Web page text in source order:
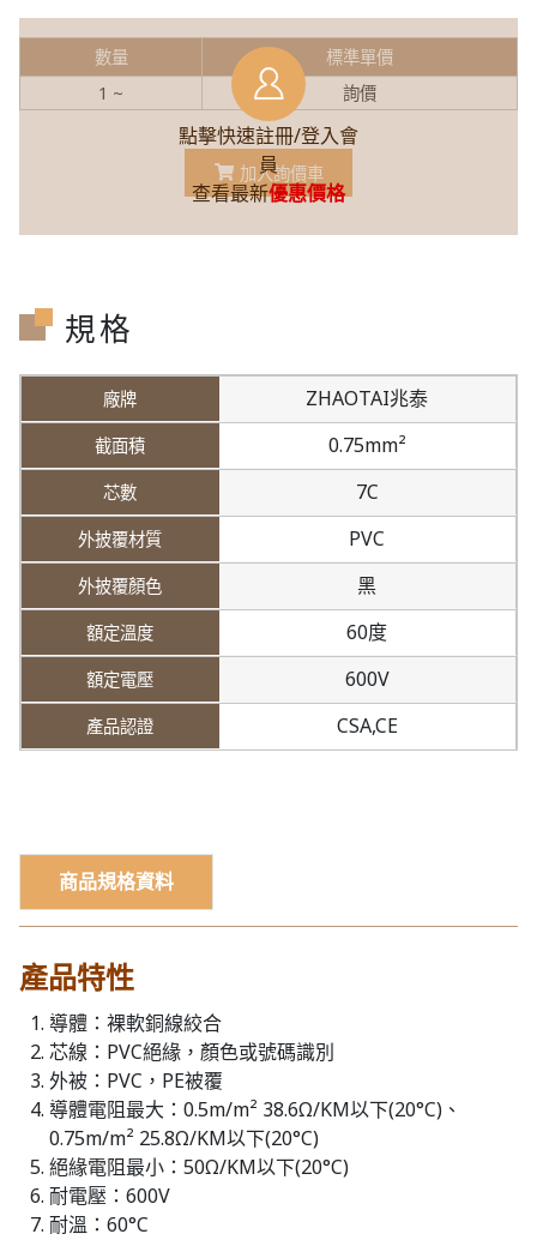
點擊快速註冊/登入會
員
查看最新優惠價格
數量
標準單價
1 ~
詢價
加入詢價車
規格
ZHAOTAI兆泰
0.75mm²
7C
PVC
黑
60度
600V
CSA,CE
商品規格資料
產品特性
導體：裸軟銅線絞合
芯線：PVC絕緣，顏色或號碼識別
外被：PVC，PE被覆
導體電阻最大：0.5m/m² 38.6Ω/KM以下(20°C)、
0.75m/m² 25.8Ω/KM以下(20°C)
絕緣電阻最小：50Ω/KM以下(20°C)
耐電壓：600V
耐溫：60°C